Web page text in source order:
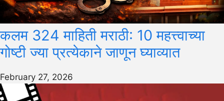
कलम 324 माहिती मराठी: 10 महत्त्वाच्या
गोष्टी ज्या प्रत्येकाने जाणून घ्याव्यात
February 27, 2026